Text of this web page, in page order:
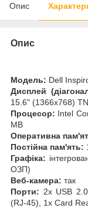
Опис
Опис
Модель: Dell
Дисплей
15.6" (1366x768) TN
Процесор: Intel
MB
Оперативна
Постійна пам'ять:
Графіка:
ОЗП)
Веб-камера: так
Порти: 2x USB
(RJ-45), 1x Card